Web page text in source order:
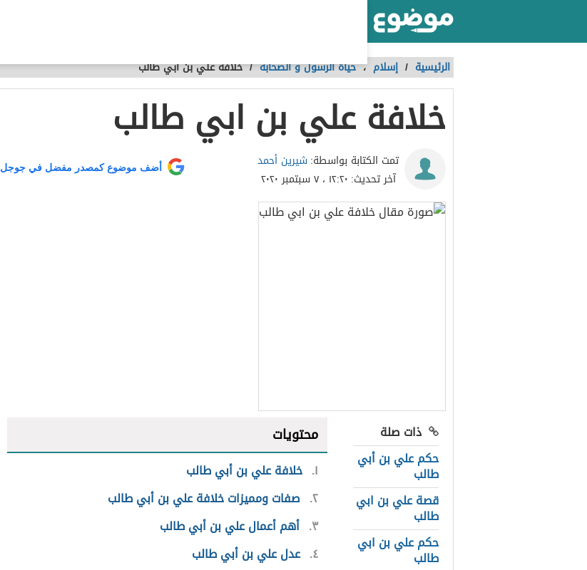
الرئيسية / إسلام ،حياة الرسول و الصحابة /خلافة علي بن ابي طالب
خلافة علي بن ابي طالب
تمت الكتابة بواسطة:شيرين أحمد
آخر تحديث: ١٢:٢٠ ، ٧ سبتمبر ٢٠٢٠
أضف موضوع كمصدر مفضل في جوجل
ذات صلة
حكم علي بن أبي
طالب
قصة علي بن ابي
طالب
حكم علي بن ابي
طالب
محتويات
١ خلافة علي بن أبي طالب
٢ صفات ومميزات خلافة علي بن أبي طالب
٣ أهم أعمال علي بن أبي طالب
٤ عدل علي بن أبي طالب